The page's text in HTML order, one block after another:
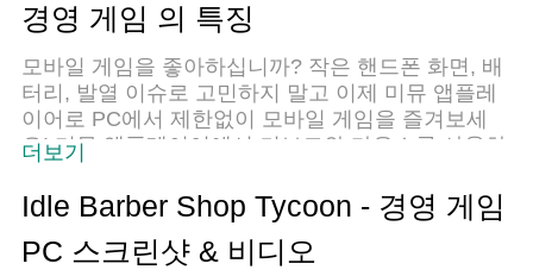
경영 게임 의 특징
모바일 게임을 좋아하십니까? 작은 핸드폰 화면, 배
터리, 발열 이슈로 고민하지 말고 이제 미뮤 앱플레
이어로 PC에서 제한없이 모바일 게임을 즐겨보세
요! 미뮤 앱플레이어에서 키보드와 마우스를 사용하
컴퓨터에서 다운로드 하시고 Idle Barber Shop
Tycoon - 경영 게임 설치하세요. 배터리 걱정, 발열
걱정 필요없이 마음껏 즐길수 있습니다; 미뮤 멀티
더보기
Idle Barber Shop Tycoon - 경영 게임
PC 스크린샷 & 비디오